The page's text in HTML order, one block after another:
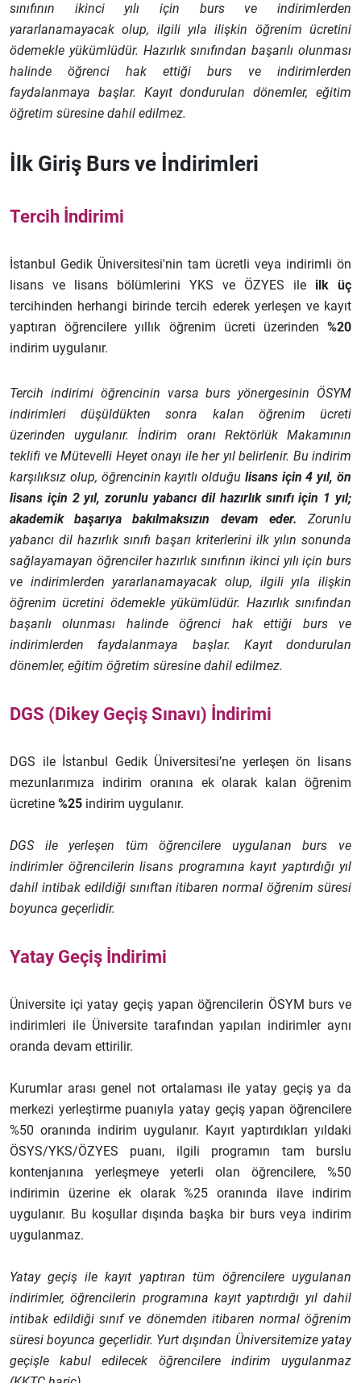
sınıfının ikinci yılı için burs ve indirimlerden
yararlanamayacak olup, ilgili yıla ilişkin öğrenim ücretini
ödemekle yükümlüdür. Hazırlık sınıfından başarılı olunması
halinde öğrenci hak ettiği burs ve indirimlerden
faydalanmaya başlar. Kayıt dondurulan dönemler, eğitim
öğretim süresine dahil edilmez.
İlk Giriş Burs ve İndirimleri
Tercih İndirimi
İstanbul Gedik Üniversitesi'nin tam ücretli veya indirimli ön
lisans ve lisans bölümlerini YKS ve ÖZYES ile ilk üç
tercihinden herhangi birinde tercih ederek yerleşen ve kayıt
yaptıran öğrencilere yıllık öğrenim ücreti üzerinden %20
indirim uygulanır.
Tercih indirimi öğrencinin varsa burs yönergesinin ÖSYM
indirimleri düşüldükten sonra kalan öğrenim ücreti
üzerinden uygulanır. İndirim oranı Rektörlük Makamının
teklifi ve Mütevelli Heyet onayı ile her yıl belirlenir. Bu indirim
karşılıksız olup, öğrencinin kayıtlı olduğu lisans için 4 yıl, ön
lisans için 2 yıl, zorunlu yabancı dil hazırlık sınıfı için 1 yıl;
akademik başarıya bakılmaksızın devam eder. Zorunlu
yabancı dil hazırlık sınıfı başarı kriterlerini ilk yılın sonunda
sağlayamayan öğrenciler hazırlık sınıfının ikinci yılı için burs
ve indirimlerden yararlanamayacak olup, ilgili yıla ilişkin
öğrenim ücretini ödemekle yükümlüdür. Hazırlık sınıfından
başarılı olunması halinde öğrenci hak ettiği burs ve
indirimlerden faydalanmaya başlar. Kayıt dondurulan
dönemler, eğitim öğretim süresine dahil edilmez.
DGS (Dikey Geçiş Sınavı) İndirimi
DGS ile İstanbul Gedik Üniversitesi’ne yerleşen ön lisans
mezunlarımıza indirim oranına ek olarak kalan öğrenim
ücretine %25 indirim uygulanır.
DGS ile yerleşen tüm öğrencilere uygulanan burs ve
indirimler öğrencilerin lisans programına kayıt yaptırdığı yıl
dahil intibak edildiği sınıftan itibaren normal öğrenim süresi
boyunca geçerlidir.
Yatay Geçiş İndirimi
Üniversite içi yatay geçiş yapan öğrencilerin ÖSYM burs ve
indirimleri ile Üniversite tarafından yapılan indirimler aynı
oranda devam ettirilir.
Kurumlar arası genel not ortalaması ile yatay geçiş ya da
merkezi yerleştirme puanıyla yatay geçiş yapan öğrencilere
%50 oranında indirim uygulanır. Kayıt yaptırdıkları yıldaki
ÖSYS/YKS/ÖZYES puanı, ilgili programın tam burslu
kontenjanına yerleşmeye yeterli olan öğrencilere, %50
indirimin üzerine ek olarak %25 oranında ilave indirim
uygulanır. Bu koşullar dışında başka bir burs veya indirim
uygulanmaz.
Yatay geçiş ile kayıt yaptıran tüm öğrencilere uygulanan
indirimler, öğrencilerin programına kayıt yaptırdığı yıl dahil
intibak edildiği sınıf ve dönemden itibaren normal öğrenim
süresi boyunca geçerlidir. Yurt dışından Üniversitemize yatay
geçişle kabul edilecek öğrencilere indirim uygulanmaz